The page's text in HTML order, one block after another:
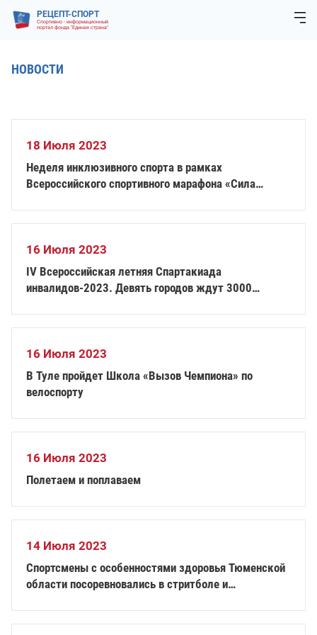
РЕЦЕПТ-СПОРТ
Спортивно - информационный
портал фонда "Единая страна"
НОВОСТИ
18 Июля 2023
Неделя инклюзивного спорта в рамках
Всероссийского спортивного марафона «Сила
16 Июля 2023
IV Всероссийская летняя Спартакиада
инвалидов-2023. Девять городов ждут 3000
16 Июля 2023
В Туле пройдет Школа «Вызов Чемпиона» по
велоспорту
16 Июля 2023
Полетаем и поплаваем
14 Июля 2023
Спортсмены с особенностями здоровья Тюменской
области посоревновались в стритболе и